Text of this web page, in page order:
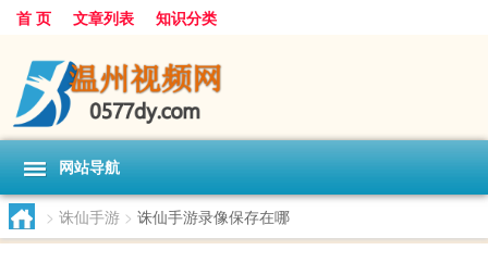
首 页 文章列表 知识分类
网站导航
> 诛仙手游 > 诛仙手游录像保存在哪